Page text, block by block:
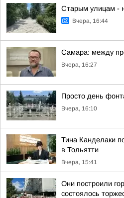
Старым улицам -
Вчера, 16:44
Самара: между
Вчера, 16:27
Просто день
Вчера, 16:10
Тина Канделаки
в Тольятти
Вчера, 15:41
Они построили
состоялось